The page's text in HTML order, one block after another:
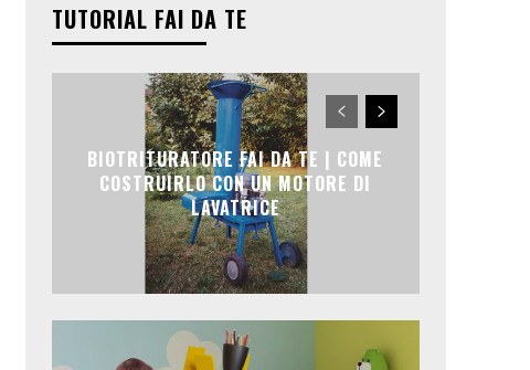
TUTORIAL FAI DA TE
BIOTRITURATORE FAI DA TE | COME
COSTRUIRLO CON UN MOTORE DI
LAVATRICE